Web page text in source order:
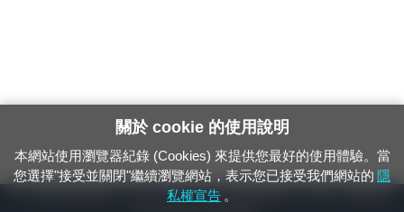
24小時緊急通報電話：1933（市話、手機，僅限發現軌道、平交道、橋樑及隧
關於 cookie 的使用說明
本網站使用瀏覽器紀錄 (Cookies) 來提供您最好的使用體驗。當
您選擇"接受並關閉"繼續瀏覽網站，表示您已接受我們網站的 隱
私權宣告 。